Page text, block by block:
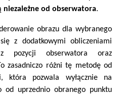
niezależne od obserwatora.
obrazu dla wybranego
z dodatkowymi obliczeniami
z pozycji obserwatora oraz
zasadniczo różni tę metodę od
która pozwala wyłącznie na
od uprzednio obranego punktu